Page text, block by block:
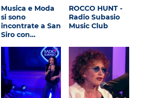
Musica e Moda
si sono
incontrate a San
Siro con…
ROCCO HUNT -
Radio Subasio
Music Club